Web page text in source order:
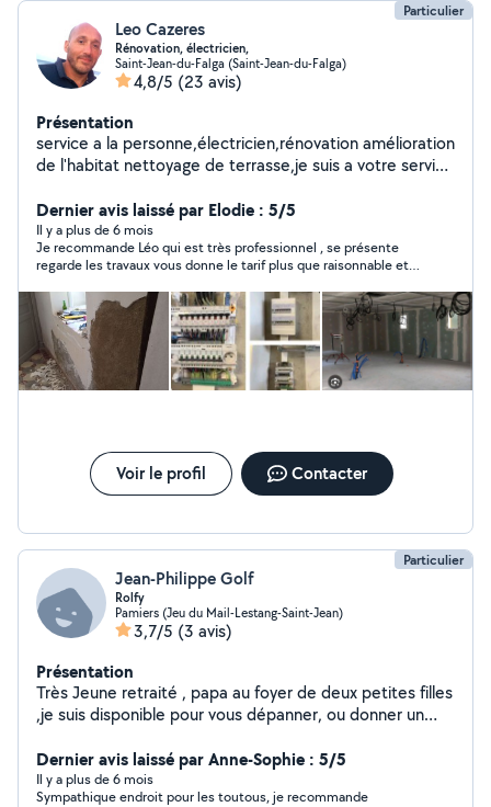
Particulier
Leo Cazeres
Rénovation, électricien,
Saint-Jean-du-Falga (Saint-Jean-du-Falga)
4,8/5 (23 avis)
Présentation
service a la personne,électricien,rénovation amélioration
de l'habitat nettoyage de terrasse,je suis a votre service
appeler moi .....la solution sera la votre adapté à votre
projet... a bientôt
Dernier avis laissé par Elodie : 5/5
Il y a plus de 6 mois
Je recommande Léo qui est très professionnel , se présente
regarde les travaux vous donne le tarif plus que raisonnable et
si besoin
Voir le profil Contacter
Particulier
Jean-Philippe Golf
Rolfy
Pamiers (Jeu du Mail-Lestang-Saint-Jean)
3,7/5 (3 avis)
Présentation
Très Jeune retraité , papa au foyer de deux petites filles
,je suis disponible pour vous dépanner, ou donner un
sais m'adapter et j'aime le travail bien fait . N'hésitez pas
à me contacter
Dernier avis laissé par Anne-Sophie : 5/5
Il y a plus de 6 mois
Sympathique endroit pour les toutous, je recommande